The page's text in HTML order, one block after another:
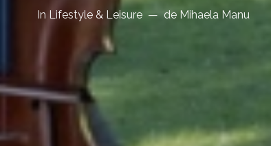
In Lifestyle & Leisure de Mihaela Manu